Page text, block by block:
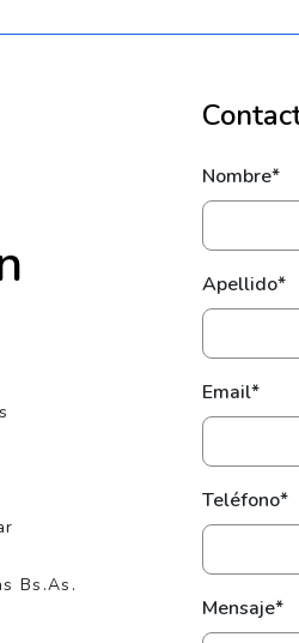
Bs.As.
Nombre*
Apellido*
Email*
Teléfono*
Mensaje*